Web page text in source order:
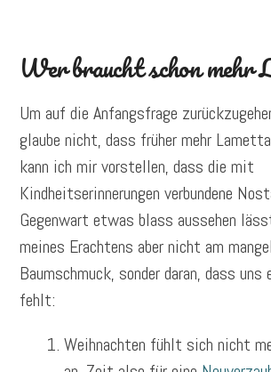
Wer braucht schon mehr
Um auf die Anfangsfrage
glaube nicht, dass früher mehr
kann ich mir vorstellen, dass die mit
Kindheitserinnerungen verbundene
Gegenwart etwas blass aussehen
meines Erachtens aber nicht am
Baumschmuck, sonder daran, dass uns
fehlt:
Weihnachten fühlt sich nicht